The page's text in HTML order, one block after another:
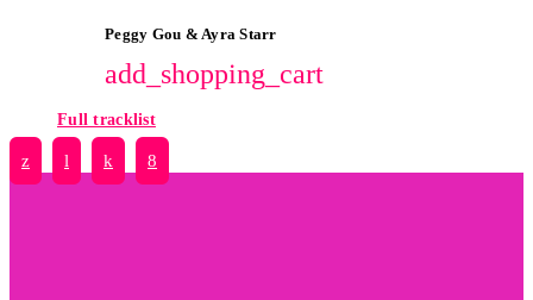
Peggy Gou & Ayra Starr
add_shopping_cart
Full tracklist